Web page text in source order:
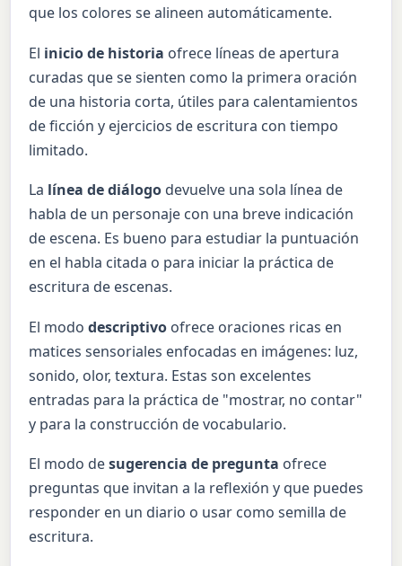
que los colores se alineen automáticamente.
El inicio de historia ofrece líneas de apertura
curadas que se sienten como la primera oración
de una historia corta, útiles para calentamientos
de ficción y ejercicios de escritura con tiempo
limitado.
La línea de diálogo devuelve una sola línea de
habla de un personaje con una breve indicación
de escena. Es bueno para estudiar la puntuación
en el habla citada o para iniciar la práctica de
escritura de escenas.
El mododescriptivo ofrece oraciones ricas en
matices sensoriales enfocadas en imágenes: luz,
sonido, olor, textura. Estas son excelentes
entradas para la práctica de "mostrar, no contar"
y para la construcción de vocabulario.
El modo desugerencia de pregunta ofrece
preguntas que invitan a la reflexión y que puedes
responder en un diario o usar como semilla de
escritura.